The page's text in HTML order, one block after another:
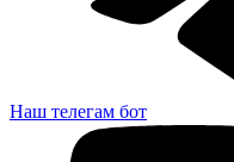
Наш телегам бот